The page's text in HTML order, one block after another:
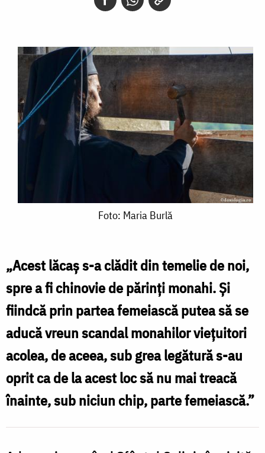
Foto: Maria Burlă
„Acest lăcaş s-a clădit din temelie de noi,
spre a fi chinovie de părinţi monahi. Şi
fiindcă prin partea femeiască putea să se
aducă vreun scandal monahilor vieţuitori
acolea, de aceea, sub grea legătură s-au
oprit ca de la acest loc să nu mai treacă
înainte, sub niciun chip, parte femeiască.”